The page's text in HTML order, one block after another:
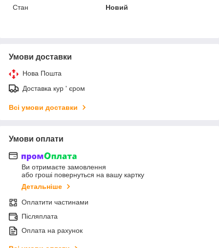
Стан
Новий
Умови доставки
Нова Пошта
Доставка кур ' єром
Всі умови доставки
Умови оплати
Ви отримаєте замовлення
або гроші повернуться на вашу картку
Детальніше
Оплатити частинами
Післяплата
Оплата на рахунок